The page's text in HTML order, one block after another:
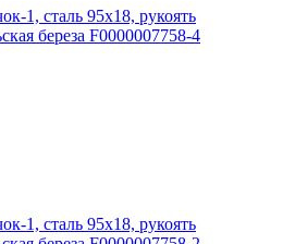
1, сталь 95х18, рукоять
береза F0000007758-4
1, сталь 95х18, рукоять